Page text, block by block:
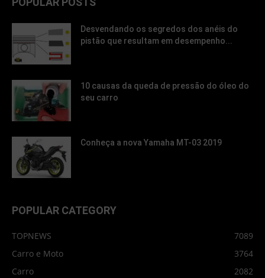
Desvendando os segredos dos anéis do
pistão que resultam em desempenho...
10 causas da queda de pressão do óleo do
seu carro
Conheça a nova Yamaha MT-03 2019
POPULAR CATEGORY
TOPNEWS
7089
Carro e Moto
3764
Carro
2082